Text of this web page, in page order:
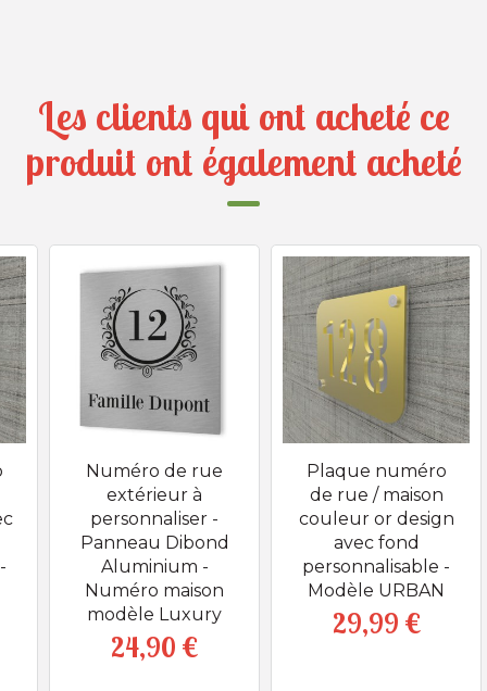
Les clients qui ont acheté ce
produit ont également acheté
Numéro de rue
extérieur à
personnaliser -
Panneau Dibond
Aluminium -
Numéro maison
modèle Luxury
Prix
24,90 €
Plaque numéro
de rue / maison
couleur or design
avec fond
personnalisable -
Modèle URBAN
Prix
29,99 €